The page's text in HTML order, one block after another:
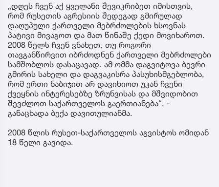
„დღეს ჩვენ აქ ყველანი შევიკრიბეთ იმისთვის,
რომ რუსეთის აგრესიის შედეგად გმირულად
დაღუპული ქართველი მებრძოლების ხსოვნას
პატივი მივაგოთ და მათ წინაშე ქედი მოვიხაროთ.
2008 წელს ჩვენ ვნახეთ, თუ როგორი
თავგანწირვით იბრძოდნენ ქართველი მებრძოლები
სამშობლოს დასაცავად. ამ ომმა დაგვიტოვა ბევრი
გმირის სახელი და დაგვაკისრა პასუხისმგებლობა,
რომ ერთი ნაბიჯით არ დავიხიოთ უკან ჩვენი
ქვეყნის ინტერესებზე ზრუნვისას და მშვიდობით
შევძლოთ საქართველოს გაერთიანება“, -
განაცხადა ბექა დავითულიანმა.
2008 წლის რუსეთ-საქართველოს აგვისტოს ომიდან
18 წელი გავიდა.